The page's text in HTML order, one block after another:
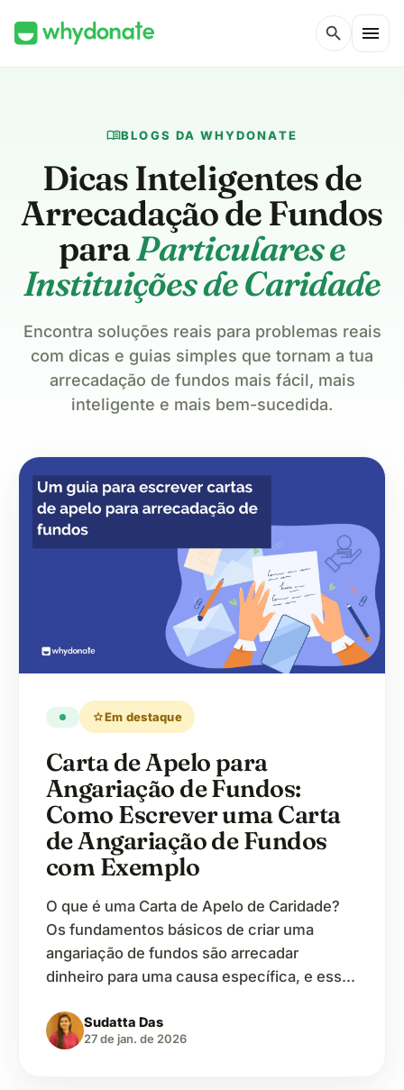
search menu
menu_bookBLOGS DA WHYDONATE
Dicas Inteligentes de
Arrecadação de Fundos
paraParticulares e
Instituições de Caridade
Encontra soluções reais para problemas reais
com dicas e guias simples que tornam a tua
arrecadação de fundos mais fácil, mais
inteligente e mais bem-sucedida.
starEm destaque
Carta de Apelo para
Angariação de Fundos:
Como Escrever uma Carta
de Angariação de Fundos
com Exemplo
O que é uma Carta de Apelo de Caridade?
Os fundamentos básicos de criar uma
angariação de fundos são arrecadar
dinheiro para uma causa específica, e essa
que as pessoas doem. Se alguém vai doar
seu dinheiro suado para um desconhecido,
Sudatta Das
27 de jan. de 2026